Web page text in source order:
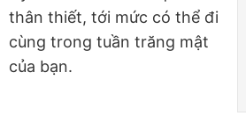
thân thiết, tới mức có thể đi
cùng trong tuần trăng mật
của bạn.